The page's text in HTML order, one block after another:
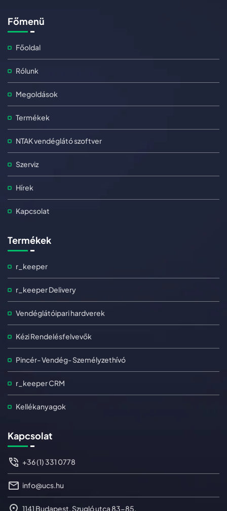
Főmenü
Főoldal
Rólunk
Megoldások
Termékek
NTAK vendéglátó szoftver
Szerviz
Hírek
Kapcsolat
Termékek
r_keeper
r_keeper Delivery
Vendéglátóipari hardverek
Kézi Rendelésfelvevők
Pincér- Vendég- Személyzethívó
r_keeper CRM
Kellékanyagok
Kapcsolat
+36 (1) 331 0778
info@ucs.hu
1141 Budapest, Szugló utca 83-85.